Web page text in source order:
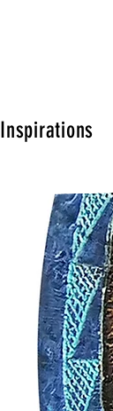
Inspirations